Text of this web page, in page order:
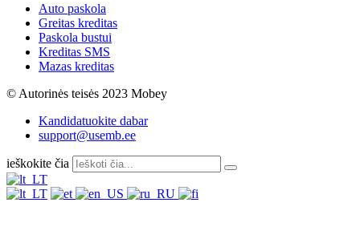
Auto paskola
Greitas kreditas
Paskola bustui
Kreditas SMS
Mazas kreditas
© Autorinės teisės 2023 Mobey
Kandidatuokite dabar
support@usemb.ee
ieškokite čia